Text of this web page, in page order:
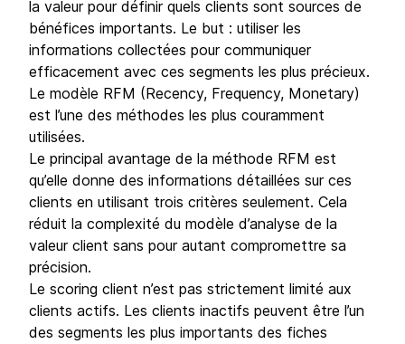
la valeur pour définir quels clients sont sources de
bénéfices importants. Le but : utiliser les
informations collectées pour communiquer
efficacement avec ces segments les plus précieux.
Le modèle RFM (Recency, Frequency, Monetary)
est l’une des méthodes les plus couramment
utilisées.
Le principal avantage de la méthode RFM est
qu’elle donne des informations détaillées sur ces
clients en utilisant trois critères seulement. Cela
réduit la complexité du modèle d’analyse de la
valeur client sans pour autant compromettre sa
précision.
Le scoring client n’est pas strictement limité aux
clients actifs. Les clients inactifs peuvent être l’un
des segments les plus importants des fiches